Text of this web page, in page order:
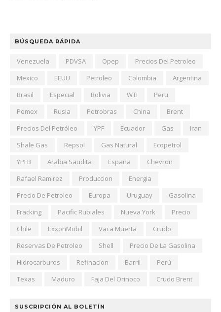
BÚSQUEDA RÁPIDA
Venezuela PDVSA Opep
Precios Del Petroleo
Mexico
EEUU Petroleo Colombia
Argentina
Brasil
Especial Bolivia WTI
Peru
Pemex
Rusia Petrobras China
Brent
Precios Del Petróleo
YPF Ecuador Gas
Iran
Shale Gas
Repsol Gas Natural
Ecopetrol
YPFB
Arabia Saudita España
Chevron
Rafael Ramirez
Produccion
Energia
Precio De Petroleo
Europa Uruguay
Gasolina
Fracking
Pacific Rubiales Nueva York
Precio
Chile
ExxonMobil Vaca Muerta
Crudo
Reservas De Petroleo
Shell
Precio De La Gasolina
Hidrocarburos
Refinacion Barril
Perú
Texas
Maduro Faja Del Orinoco Crudo Brent
SUSCRIPCIÓN AL BOLETÍN